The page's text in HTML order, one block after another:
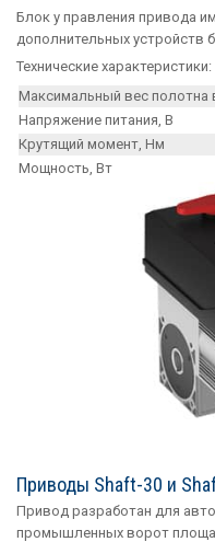
Блок у правления привода
дополнительных устройств
Технические характеристики:
Максимальный вес полотна
Напряжение питания, В
Крутящий момент, Нм
Мощность, Вт
Приводы Shaft-30 и
Привод разработан для
промышленных ворот